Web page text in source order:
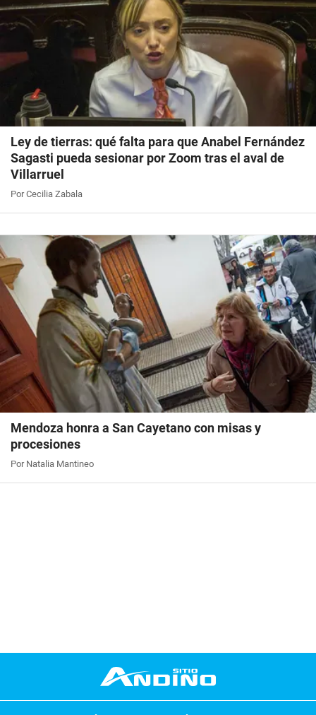
Ley de tierras: qué falta para que Anabel Fernández
Sagasti pueda sesionar por Zoom tras el aval de
Villarruel
Por Cecilia Zabala
Mendoza honra a San Cayetano con misas y
procesiones
Por Natalia Mantineo